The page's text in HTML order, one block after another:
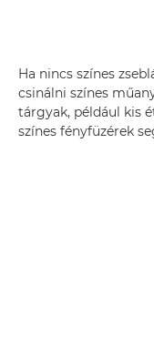
Ha nincs színes
csinálni színes
tárgyak, például kis
színes fényfüzérek